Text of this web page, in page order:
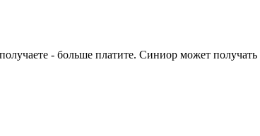
- больше платите. Синиор может получать